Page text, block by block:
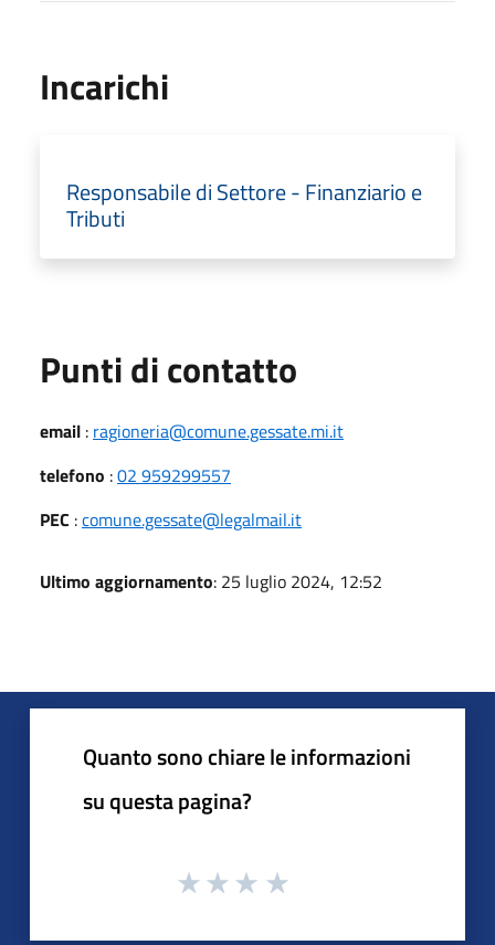
Incarichi
Responsabile di Settore - Finanziario e
Tributi
Punti di contatto
email : ragioneria@comune.gessate.mi.it
telefono :02 959299557
PEC :comune.gessate@legalmail.it
Ultimo aggiornamento: 25 luglio 2024, 12:52
Quanto sono chiare le informazioni
su questa pagina?